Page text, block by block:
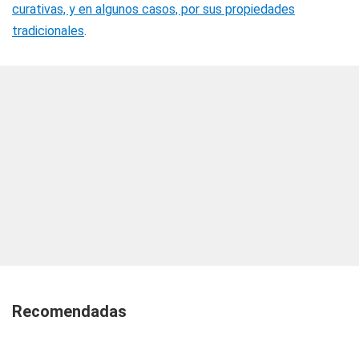
curativas, y en algunos casos, por sus propiedades
tradicionales.
Recomendadas